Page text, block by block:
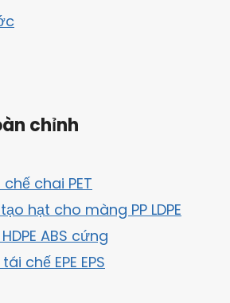
chỉnh
chai PET
hạt cho màng PP LDPE
ABS cứng
chế EPE EPS